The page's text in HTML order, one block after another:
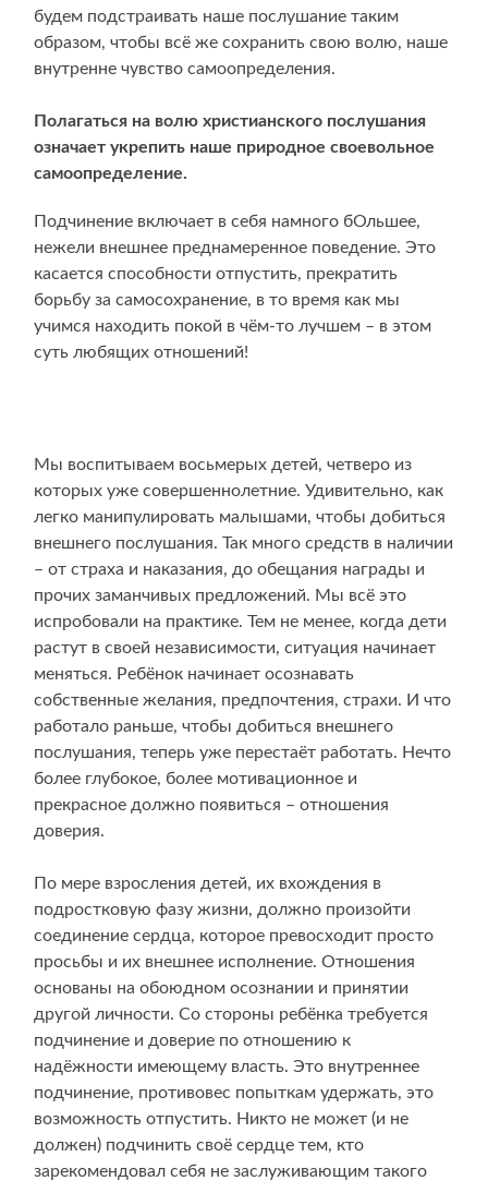
будем подстраивать наше послушание таким
образом, чтобы всё же сохранить свою волю, наше
внутренне чувство самоопределения.
Полагаться на волю христианского послушания
означает укрепить наше природное своевольное
самоопределение.
Подчинение включает в себя намного бОльшее,
нежели внешнее преднамеренное поведение. Это
касается способности отпустить, прекратить
борьбу за самосохранение, в то время как мы
учимся находить покой в чём-то лучшем – в этом
суть любящих отношений!
Мы воспитываем восьмерых детей, четверо из
которых уже совершеннолетние. Удивительно, как
легко манипулировать малышами, чтобы добиться
внешнего послушания. Так много средств в наличии
– от страха и наказания, до обещания награды и
прочих заманчивых предложений. Мы всё это
испробовали на практике. Тем не менее, когда дети
растут в своей независимости, ситуация начинает
меняться. Ребёнок начинает осознавать
собственные желания, предпочтения, страхи. И что
работало раньше, чтобы добиться внешнего
послушания, теперь уже перестаёт работать. Нечто
более глубокое, более мотивационное и
прекрасное должно появиться – отношения
доверия.
По мере взросления детей, их вхождения в
подростковую фазу жизни, должно произойти
соединение сердца, которое превосходит просто
просьбы и их внешнее исполнение. Отношения
основаны на обоюдном осознании и принятии
другой личности. Со стороны ребёнка требуется
подчинение и доверие по отношению к
надёжности имеющему власть. Это внутреннее
подчинение, противовес попыткам удержать, это
возможность отпустить. Никто не может (и не
должен) подчинить своё сердце тем, кто
зарекомендовал себя не заслуживающим такого